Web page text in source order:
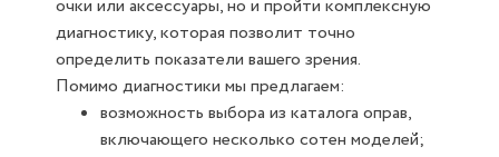
очки или аксессуары, но и пройти комплексную
диагностику, которая позволит точно
определить показатели вашего зрения.
Помимо диагностики мы предлагаем:
возможность выбора из каталога оправ,
включающего несколько сотен моделей;